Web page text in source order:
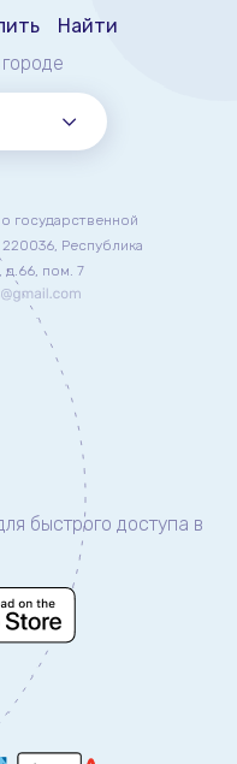
Найти
городе
государственной
220036, Республика
д.66, пом. 7
быстрого доступа в